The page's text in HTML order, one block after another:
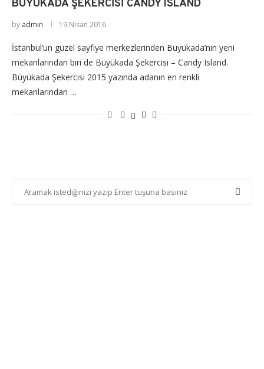
BÜYÜKADA ŞEKERCISI CANDY ISLAND
by admin 19 Nisan 2016
İstanbul’un güzel sayfiye merkezlerinden Büyükada’nın yeni
mekanlarından biri de Büyükada Şekercisi – Candy Island.
Büyükada Şekercisi 2015 yazında adanın en renkli
mekanlarından …